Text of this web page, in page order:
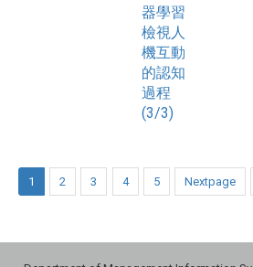
器學習
檢視人
機互動
的認知
過程
(3/3)
1 2 3 4 5 Nextpage